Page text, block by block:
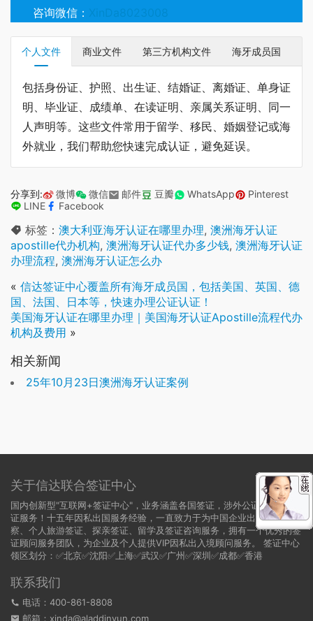
咨询微信：
个人文件 商业文件 第三方机构文件 海牙成员国
包括身份证、护照、出生证、结婚证、离婚证、单身证
明、毕业证、成绩单、在读证明、亲属关系证明、同一
人声明等。这些文件常用于留学、移民、婚姻登记或海
外就业，我们帮助您快速完成认证，避免延误。
分享到: 微博 微信 邮件 豆瓣 WhatsApp
Pinterest
LINE
Facebook
标签： 澳大利亚海牙认证在哪里办理, 澳洲海牙认证
apostille代办机构, 澳洲海牙认证代办多少钱, 澳洲海牙认证
办理流程, 澳洲海牙认证怎么办
« 信达签证中心覆盖所有海牙成员国，包括美国、英国、德
国、法国、日本等，快速办理公证认证！
美国海牙认证在哪里办理｜美国海牙认证Apostille流程代办
机构及费用 »
相关新闻
25年10月23日澳洲海牙认证案例
关于信达联合签证中心
国内创新型"互联网+签证中心"，业务涵盖各国签证，涉外公证，领事认
证服务！十五年因私出国服务经验，一直致力于为中国企业出国商务考
察、个人旅游签证、探亲签证、留学及签证咨询服务，拥有一个优秀的签
证顾问服务团队，为企业及个人提供VIP因私出入境顾问服务。 签证中心
领区划分：✅北京✅沈阳✅上海✅武汉✅广州✅深圳✅成都✅香港
联系我们
电话：400-861-8808
邮箱：xinda@aladdinyun.com